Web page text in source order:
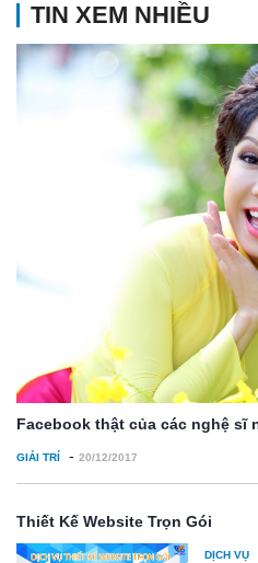
TIN XEM NHIỀU
Facebook thật của các nghệ sĩ
GIẢI TRÍ - 20/12/2017
Thiết Kế Website Trọn Gói
DỊCH VỤ